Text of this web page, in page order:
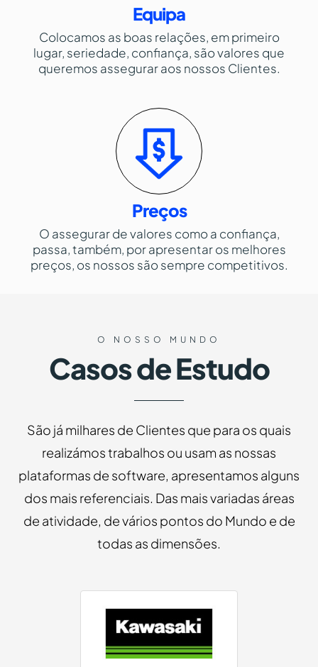
Equipa
Colocamos as boas relações, em primeiro
lugar, seriedade, confiança, são valores que
queremos assegurar aos nossos Clientes.
Preços
O assegurar de valores como a confiança,
passa, também, por apresentar os melhores
preços, os nossos são sempre competitivos.
O NOSSO MUNDO
Casos de Estudo
São já milhares de Clientes que para os quais
realizámos trabalhos ou usam as nossas
plataformas de software, apresentamos alguns
dos mais referenciais. Das mais variadas áreas
de atividade, de vários pontos do Mundo e de
todas as dimensões.